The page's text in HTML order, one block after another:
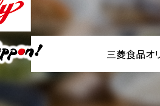
三菱食品オ